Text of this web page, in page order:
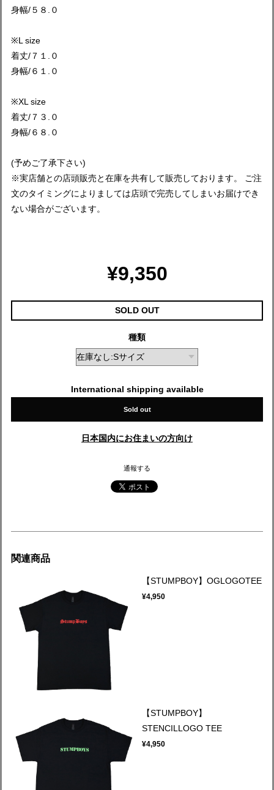
身幅/５８.０
※L size
着丈/７１.０
身幅/６１.０
※XL size
着丈/７３.０
身幅/６８.０
(予めご了承下さい)
※実店舗との店頭販売と在庫を共有して販売しております。 ご注
文のタイミングによりましては店頭で完売してしまいお届けでき
ない場合がございます。
¥9,350
SOLD OUT
種類
International shipping available
Sold out
日本国内にお住まいの方向け
通報する
関連商品
【STUMPBOY】OGLOGOTEE
¥4,950
【STUMPBOY】
STENCILLOGO TEE
¥4,950